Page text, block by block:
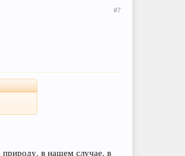
#7
в нашем случае, в